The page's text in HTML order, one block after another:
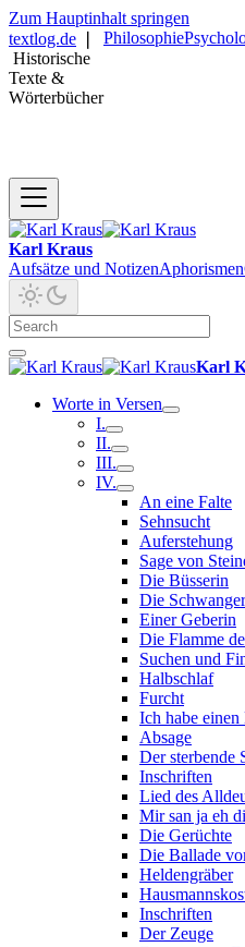
Zum Hauptinhalt springen
textlog.de
Historische
Texte &
Wörterbücher
Philosophie
Karl Kraus
Aufsätze und NotizenAphorismen
Karl
Worte in Versen
I.
II.
III.
IV.
An eine Falte
Sehnsucht
Auferstehung
Sage von
Die Büsserin
Die
Einer Geberin
Die Flamme
Suchen und
Halbschlaf
Furcht
Ich habe
Absage
Der sterbende
Inschriften
Lied des
Mir san ja eh
Die Gerüchte
Die Ballade
Heldengräber
Inschriften
Der Zeuge